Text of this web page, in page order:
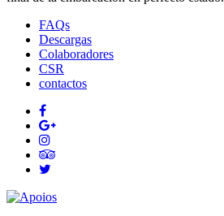
FAQs
Descargas
Colaboradores
CSR
contactos